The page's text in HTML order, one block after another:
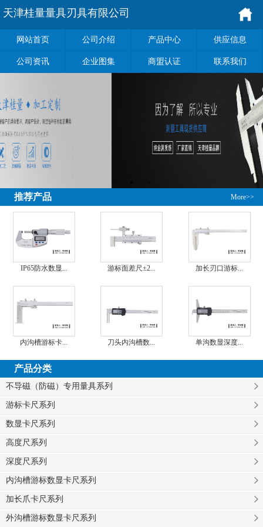
天津桂量量具刃具有限公司
网站首页 公司介绍 产品中心 供应信息
公司资讯 企业图集 商盟认证 联系我们
More>>
推荐产品
IP65防水数显... 游标面差尺±2... 加长刃口游标...
内沟槽游标卡... 刀头内沟槽数... 单沟数显深度...
产品分类
不导磁（防磁）专用量具系列
游标卡尺系列
数显卡尺系列
高度尺系列
深度尺系列
内沟槽游标数显卡尺系列
加长爪卡尺系列
外沟槽游标数显卡尺系列